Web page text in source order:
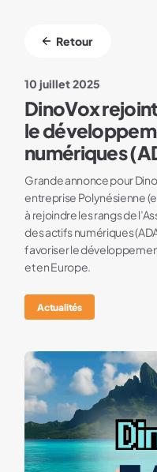
Retour
10 juillet 2025
DinoVox
le
numériques
Grande annonce pour
entreprise Polynésienne
à rejoindre les rangs de
des actifs numériques
favoriser le
et en Europe.
Actualités